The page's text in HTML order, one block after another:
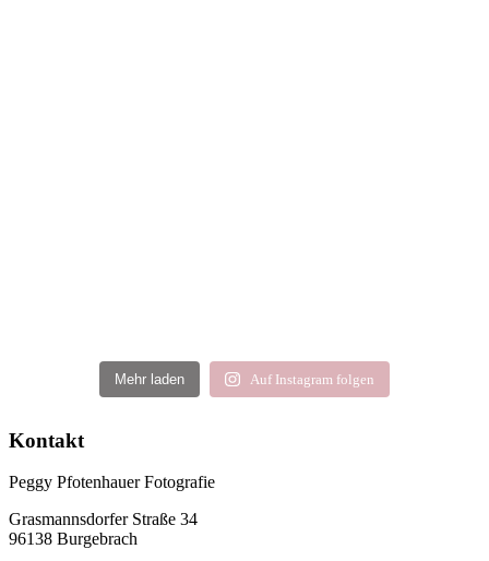
Mehr laden Auf Instagram folgen
Kontakt
Peggy Pfotenhauer Fotografie
Grasmannsdorfer Straße 34
96138 Burgebrach